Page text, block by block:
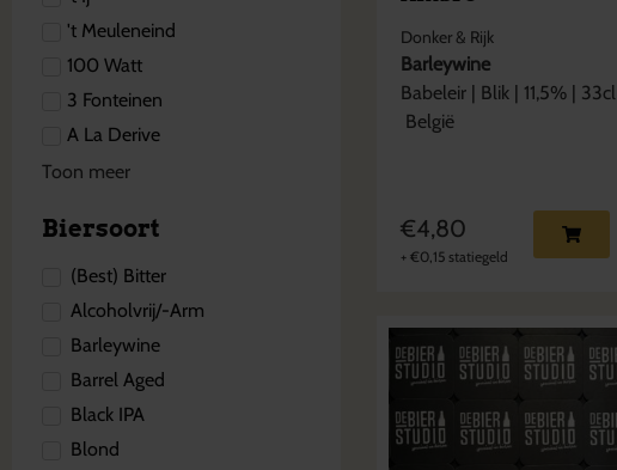
't Meuleneind
100 Watt
3 Fonteinen
A La Derive
Toon meer
Biersoort
(Best) Bitter
Alcoholvrij/-Arm
Barleywine
Barrel Aged
Black IPA
Blond
Donker & Rijk
Barleywine
Babeleir
Blik 11,5% | 33cl
België
€4,80
+€0,15 statiegeld